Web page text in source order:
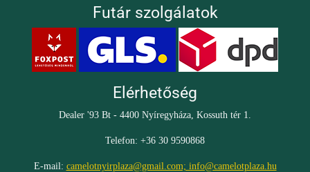
Futár szolgálatok
Elérhetőség
Dealer '93 Bt - 4400 Nyíregyháza, Kossuth tér 1.
Telefon: +36 30 9590868
E-mail: camelotnyirplaza@gmail.com; info@camelotplaza.hu